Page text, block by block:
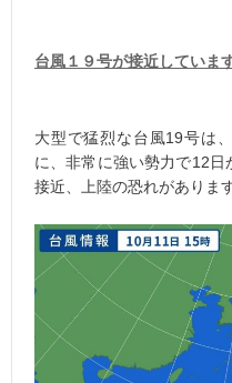
台風１９号が接近しています
大型で猛烈な台風19号は
に、非常に強い勢力で12
接近、上陸の恐れがあります